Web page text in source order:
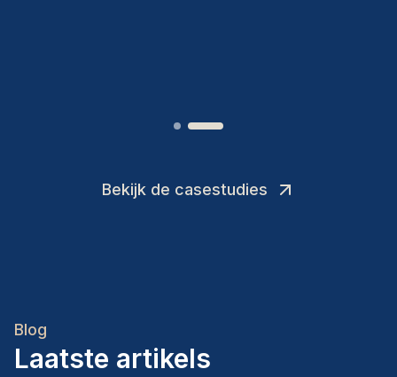
Bekijk de casestudies
Blog
Laatste artikels